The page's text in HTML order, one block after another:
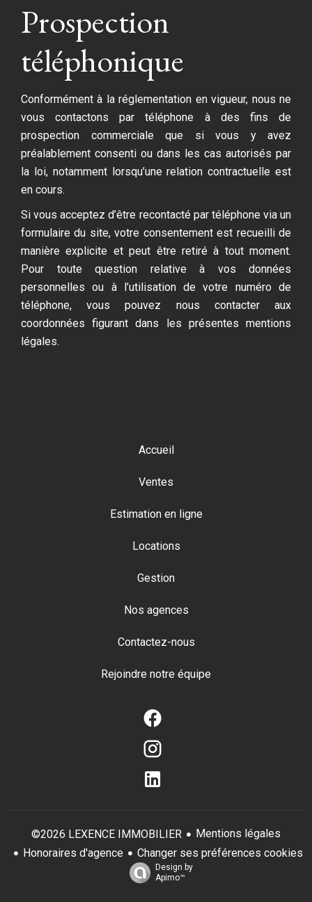
Prospection
téléphonique
Conformément à la réglementation en vigueur, nous ne
vous contactons par téléphone à des fins de
prospection commerciale que si vous y avez
préalablement consenti ou dans les cas autorisés par
la loi, notamment lorsqu’une relation contractuelle est
en cours.
Si vous acceptez d’être recontacté par téléphone via un
formulaire du site, votre consentement est recueilli de
manière explicite et peut être retiré à tout moment.
Pour toute question relative à vos données
personnelles ou à l’utilisation de votre numéro de
téléphone, vous pouvez nous contacter aux
coordonnées figurant dans les présentes mentions
légales.
Accueil
Ventes
Estimation en ligne
Locations
Gestion
Nos agences
Contactez-nous
Rejoindre notre équipe
©2026 LEXENCE IMMOBILIER
Mentions légales
Honoraires d'agence
Changer ses préférences cookies
Design by
Apimo™